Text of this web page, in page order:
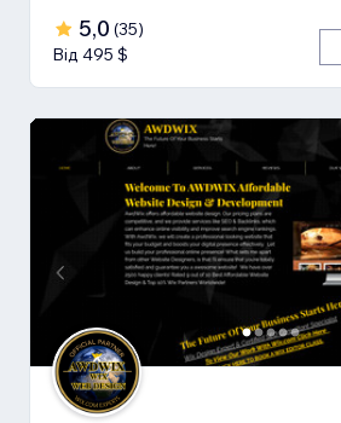
5,0 (35)
Від 495 $